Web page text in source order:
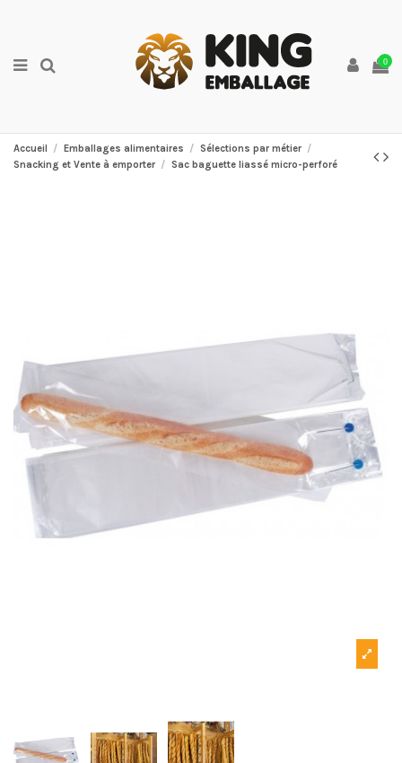
0
Accueil Emballages alimentaires
Sélections par métier
Snacking et Vente à emporter
Sac baguette liassé micro-perforé